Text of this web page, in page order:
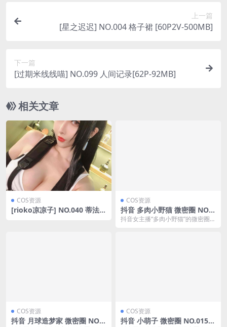
上一篇
[星之迟迟] NO.004 格子裙 [60P2V-500MB]
下一篇
[过期米线线喵] NO.099 人间记录[62P-92MB]
相关文章
COS资源
[rioko凉凉子] NO.040 蒂法
COS资源
抖音 多肉小野猫 微密圈 NO.0
22期 【1V】最新至：2023.6.
抖音女主播“多肉小野猫”的微密圈在
COS资源
抖音 月球造梦家 微密圈 NO.0
COS资源
抖音 小萌子 微密圈 NO.015期